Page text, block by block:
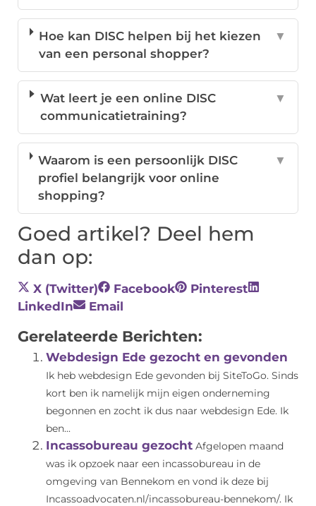
Hoe kan DISC helpen bij het kiezen
van een personal shopper?
▼
Wat leert je een online DISC
communicatietraining?
▼
Waarom is een persoonlijk DISC
profiel belangrijk voor online
shopping?
▼
Goed artikel? Deel hem
dan op:
X (Twitter) Facebook
Pinterest
LinkedIn
Email
Gerelateerde Berichten:
Webdesign Ede gezocht en gevonden
Ik heb webdesign Ede gevonden bij SiteToGo. Sinds
kort ben ik namelijk mijn eigen onderneming
begonnen en zocht ik dus naar webdesign Ede. Ik
ben...
Incassobureau gezocht Afgelopen maand
was ik opzoek naar een incassobureau in de
omgeving van Bennekom en vond ik deze bij
Incassoadvocaten.nl/incassobureau-bennekom/. Ik